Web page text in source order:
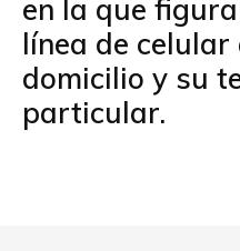
en la que
línea de celular
domicilio y su
particular.